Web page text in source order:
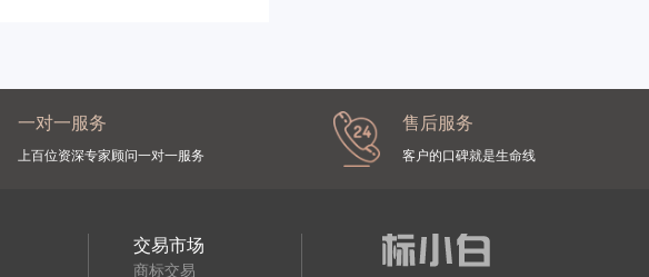
一对一服务
上百位资深专家顾问一对一服务
售后服务
客户的口碑就是生命线
交易市场
商标交易